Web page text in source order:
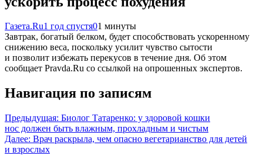
Газета.Ru1 год спустя01 минуты
Завтрак, богатый белком, будет способствовать ускоренному
снижению веса, поскольку усилит чувство сытости
и позволит избежать перекусов в течение дня. Об этом
сообщает Pravda.Ru со ссылкой на опрошенных экспертов.
Навигация по записям
Предыдущая: Биолог Татаренко: у здоровой кошки
нос должен быть влажным, прохладным и чистым
Далее: Врач раскрыла, чем опасно вегетарианство для детей
и взрослых